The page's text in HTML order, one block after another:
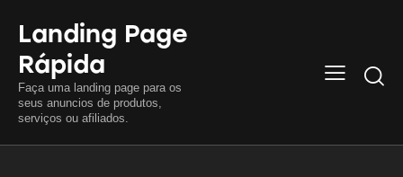
Landing Page
Rápida
Faça uma landing page para os
seus anuncios de produtos,
serviços ou afiliados.